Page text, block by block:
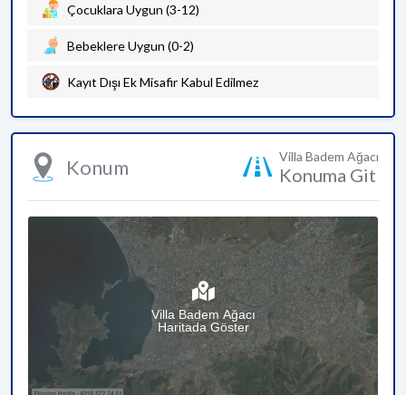
Çocuklara Uygun (3-12)
Bebeklere Uygun (0-2)
Kayıt Dışı Ek Misafir Kabul Edilmez
Konum Villa Badem Ağacı
Konuma Git
Villa Badem Ağacı
Haritada Göster